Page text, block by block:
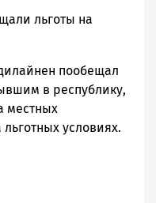
льготы на
пообещал
в республику,
местных
условиях.